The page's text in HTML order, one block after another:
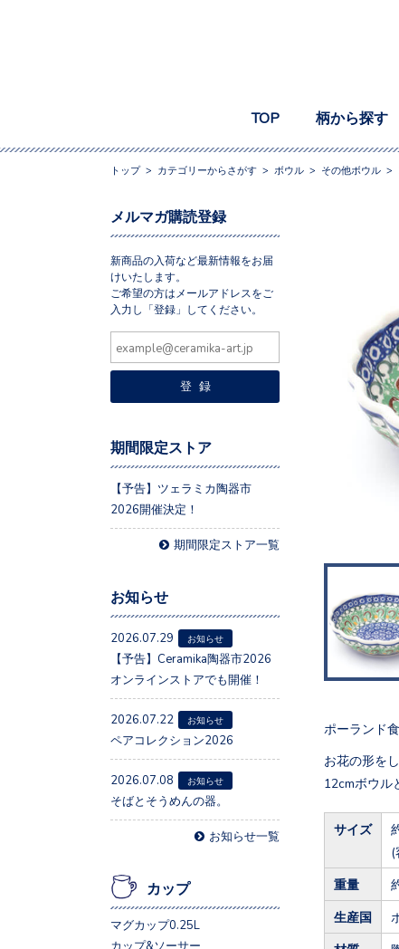
TOP 柄から探す
トップ> カテゴリーからさがす > ボウル > その他ボウル >
ポーランド
お花の形を
12cmボウル
サイズ
(
重量
生産国
メルマガ購読登録
新商品の入荷など最新情報をお届
けいたします。
ご希望の方はメールアドレスをご
入力し「登録」してください。
期間限定ストア
【予告】ツェラミカ陶器市
2026開催決定！
期間限定ストア一覧
お知らせ
2026.07.29 お知らせ
【予告】Ceramika陶器市2026
オンラインストアでも開催！
2026.07.22 お知らせ
ペアコレクション2026
2026.07.08 お知らせ
そばとそうめんの器。
お知らせ一覧
カップ
マグカップ0.25L
カップ&ソーサー